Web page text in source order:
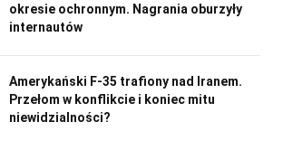
okresie ochronnym. Nagrania oburzyły
internautów
Amerykański F-35 trafiony nad Iranem.
Przełom w konflikcie i koniec mitu
niewidzialności?